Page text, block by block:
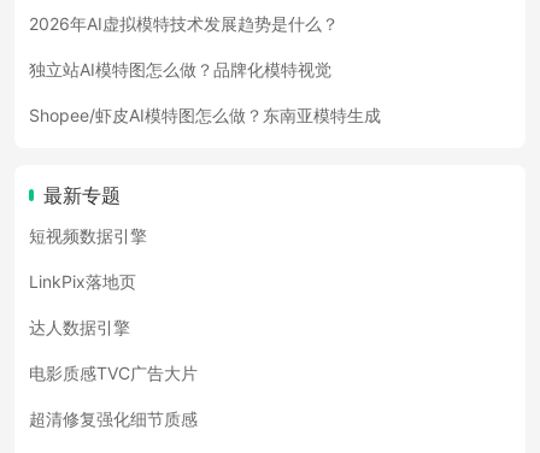
2026年AI虚拟模特技术发展趋势是什么？
独立站AI模特图怎么做？品牌化模特视觉
Shopee/虾皮AI模特图怎么做？东南亚模特生成
最新专题
短视频数据引擎
LinkPix落地页
达人数据引擎
电影质感TVC广告大片
超清修复强化细节质感